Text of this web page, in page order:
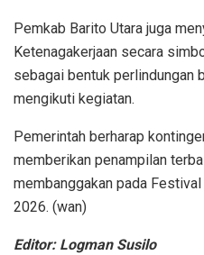
Pemkab Barito Utara juga
Ketenagakerjaan secara
sebagai bentuk perlindungan
mengikuti kegiatan.
Pemerintah berharap
memberikan penampilan
membanggakan pada
2026. (wan)
Editor: Logman Susilo